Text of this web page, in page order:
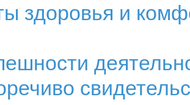
здоровья и